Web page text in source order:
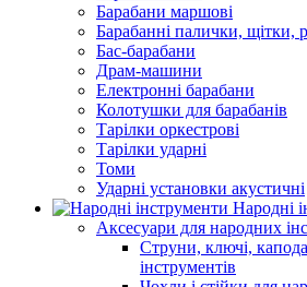
Барабани маршові
Барабанні палички, щітки,
Бас-барабани
Драм-машини
Електронні барабани
Колотушки для барабанів
Тарілки оркестрові
Тарілки ударні
Томи
Ударні установки акустичні
Народні
Аксесуари для народних
Струни, ключі,
інструментів